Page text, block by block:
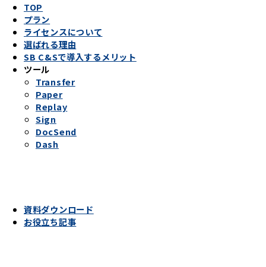
TOP
プラン
ライセンスについて
選ばれる理由
SB C&Sで導入するメリット
ツール
Transfer
Paper
Replay
Sign
DocSend
Dash
資料ダウンロード
お役立ち記事